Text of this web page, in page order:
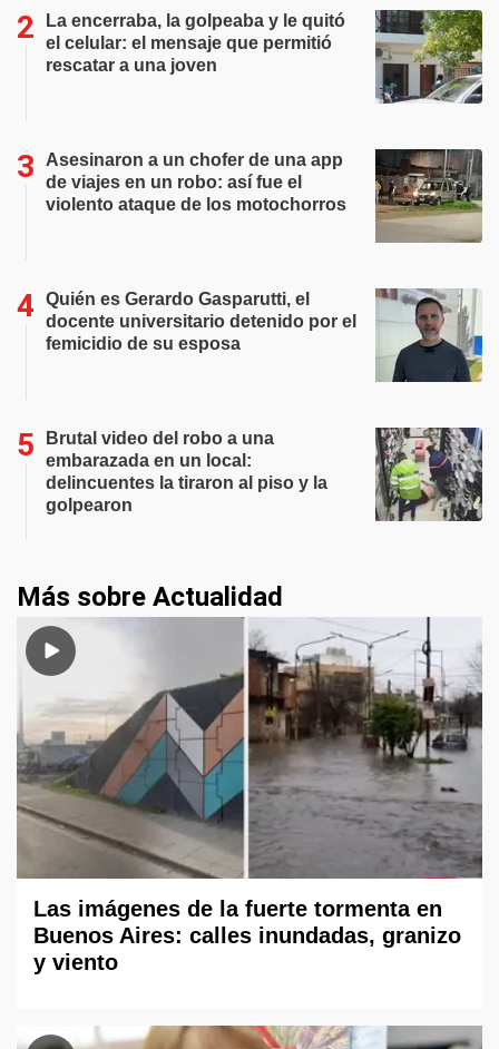
La encerraba, la golpeaba y le quitó
el celular: el mensaje que permitió
rescatar a una joven
Asesinaron a un chofer de una app
de viajes en un robo: así fue el
violento ataque de los motochorros
Quién es Gerardo Gasparutti, el
docente universitario detenido por el
femicidio de su esposa
Brutal video del robo a una
embarazada en un local:
delincuentes la tiraron al piso y la
golpearon
Más sobre Actualidad
Las imágenes de la fuerte tormenta en
Buenos Aires: calles inundadas, granizo
y viento